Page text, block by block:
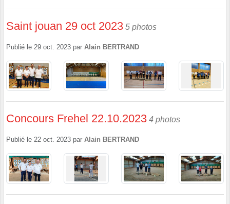
Saint jouan 29 oct 2023 5 photos
Publié le 29 oct. 2023 par Alain BERTRAND
Concours Frehel 22.10.2023 4 photos
Publié le 22 oct. 2023 par Alain BERTRAND